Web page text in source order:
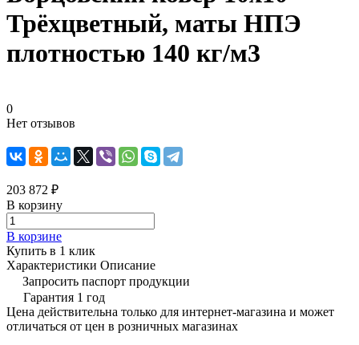
Трёхцветный, маты НПЭ
плотностью 140 кг/м3
0
Нет отзывов
203 872 ₽
В корзину
В корзине
Купить в 1 клик
Характеристики Описание
Запросить паспорт продукции
Гарантия 1 год
Цена действительна только для интернет-магазина и может
отличаться от цен в розничных магазинах